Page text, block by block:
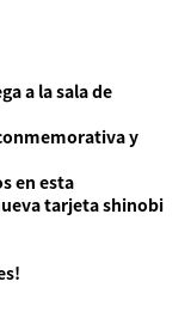
a la sala de
y
en esta
tarjeta shinobi